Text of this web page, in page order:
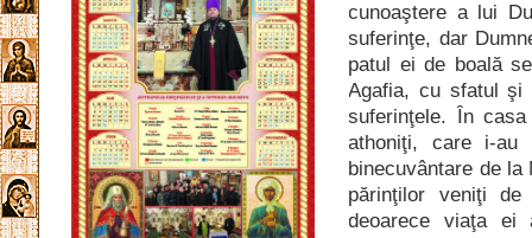
cunoaştere a lui
suferinţe, dar
patul ei de boală
Agafia, cu sfatul şi
suferinţele. În
athoniţi, care i-au
binecuvântare de la
părinţilor veniţi
deoarece viaţa ei